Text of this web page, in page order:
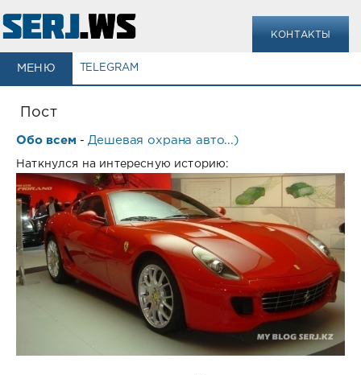
КОНТАКТЫ
МЕНЮ TELEGRAM
Пост
Обо всем - Дешевая охрана авто...)
Наткнулся на интересную историю: